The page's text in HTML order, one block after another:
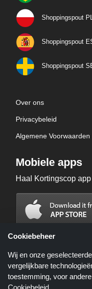
Shoppingspout
Shoppingspout
Shoppingspout
Over ons
Privacybeleid
Algemene Voorwaarden
Mobiele apps
Haal Kortingscop
Cookiebeheer
Wij en onze
vergelijkbare
toestemming, voor
Cookiebeleid